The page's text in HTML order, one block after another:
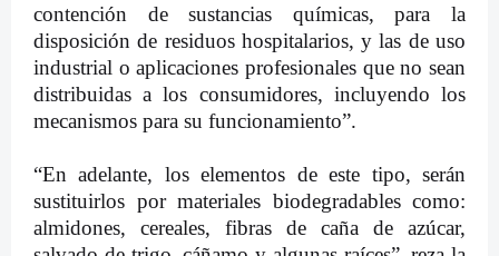
contención de sustancias químicas, para la
disposición de residuos hospitalarios, y las de uso
industrial o aplicaciones profesionales que no sean
distribuidas a los consumidores, incluyendo los
mecanismos para su funcionamiento”.
“En adelante, los elementos de este tipo, serán
sustituirlos por materiales biodegradables como:
almidones, cereales, fibras de caña de azúcar,